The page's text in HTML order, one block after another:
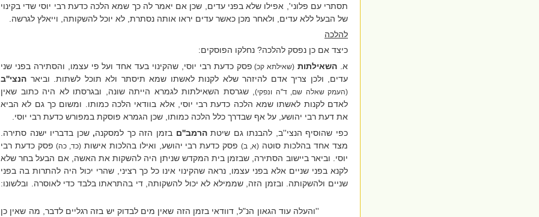
תסתרי עם פלוני', אפילו שלא בפני עדים, שכן אם יאמר לה כך שמא הלכה כדעת רבי יוסי שדי בקינוי
של הבעל ללא עדים, ולאחר מכן כאשר עדים יראו אותה נסתרת, לא יוכל להשקותה, וייאלץ לגרשה.
להלכה
כיצד אם כן נפסק להלכה? נחלקו הפוסקים:
א. השאילתות (שאילתא קכ) פסק כדעת רבי יוסי, שהקינוי בעד אחד ועל פי עצמו, והסתירה בפני שני
עדים, ולכן צריך אדם להיזהר שלא לקנות לאשתו שמא תיסתר ולא תוכל לשתות. וביאר הנצי''ב
(העמק שאלה שם, ד''ה ונפקי), שגרסת השאילתות לגמרא הייתה שונה, ובגרסתו לא היה כתוב שאין
לאדם לקנות לאשתו שמא הלכה כדעת רבי יוסי, אלא בוודאי הלכה כמותו. ומשום כך גם לא הביא
את דעת רבי יהושע, על אף שבדרך כלל הלכה כמותו, שכן הגמרא פוסקת במפורש כדעת רבי יוסי.
כפי שהוסיף הנצי''ב, להבנתו גם שיטתהרמב''ם בזמן הזה כך למסקנה,שכן בדבריו ישנה סתירה.
מצד אחד בהלכות סוטה (א, ב)פסק כדעת רבי יהושע, ואילו בהלכות אישות(כד, כה) פסק כדעת רבי
יוסי. וביאר ביישוב הסתירה, שבזמן בית המקדש שניתן היה להשקות את האשה, אם הבעל בחר שלא
לקנא בפני שניים אלא בפני עצמו, נראה שהקינוי אינו כל כך רציני, שהרי יכול היה להתרות בה בפני
שניים ולהשקותה. ובזמן הזה, שממילא לא יכול להשקותה, די בהתראתו בלבד כדי לאוסרה. ובלשונו:
''והעלה עוד הגאון הנ"ל, דוודאי בזמן הזה שאין מים לבדוק יש בזה רגליים לדבר, מה שאין כן